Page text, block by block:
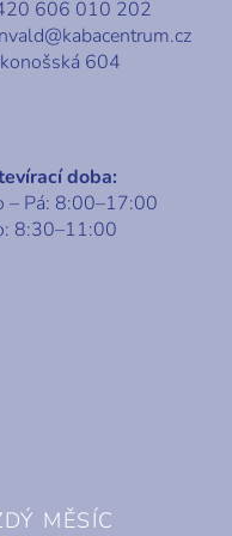
606 010 202
604
doba:
– Pá: 8:00–17:00
8:30–11:00
MĚSÍC